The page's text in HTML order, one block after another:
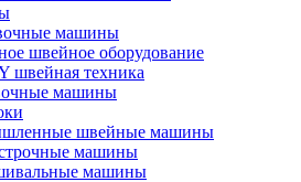
машины
швейное оборудование
швейная техника
машины
швейные машины
машины
машины